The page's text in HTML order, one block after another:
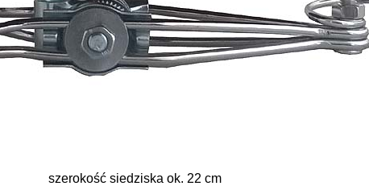
szerokość siedziska ok. 22 cm